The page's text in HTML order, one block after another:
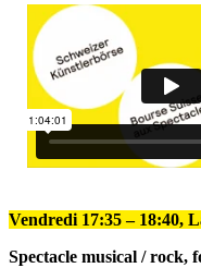
Vendredi 17:35 – 18:40,
Spectacle musical / rock,